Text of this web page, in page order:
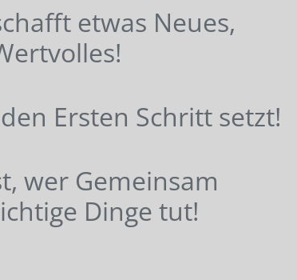
etwas Neues,
Ersten Schritt setzt!
wer Gemeinsam
Dinge tut!